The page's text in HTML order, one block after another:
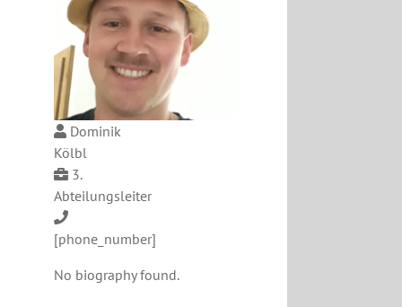
Dominik
Kölbl
3.
Abteilungsleiter
[phone_number]
No biography found.